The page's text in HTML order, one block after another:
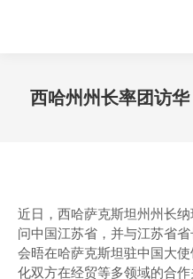
西哈州州长率团访
近日，西哈萨克斯坦州州长
问中国江苏省，并与江苏省
会晤在哈萨克斯坦驻中国大
化双方在经贸等多领域的合作